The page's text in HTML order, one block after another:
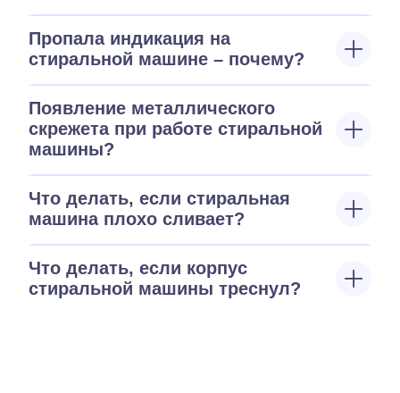
Пропала индикация на
стиральной машине – почему?
Появление металлического
скрежета при работе стиральной
машины?
Что делать, если стиральная
машина плохо сливает?
Что делать, если корпус
стиральной машины треснул?